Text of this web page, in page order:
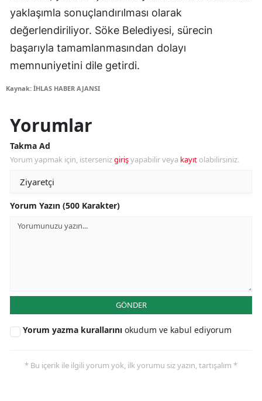
yaklaşımla sonuçlandırılması olarak
değerlendiriliyor. Söke Belediyesi, sürecin
başarıyla tamamlanmasından dolayı
memnuniyetini dile getirdi.
Kaynak: İHLAS HABER AJANSI
Yorumlar
Takma Ad
Yorum yapmak için, istersenizgirişyapabilir veya kayıt olabilirsiniz.
Yorum Yazın (500 Karakter)
GÖNDER
Yorum yazma kurallarını okudum ve kabul ediyorum
* Bu içerik ile ilgili yorum yok, ilk yorumu siz yazın, tartışalım *